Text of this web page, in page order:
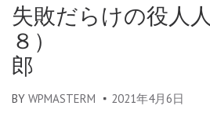
失敗だらけの役人
８） 黒
郎
BY WPMASTERM 2021年4月6日